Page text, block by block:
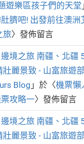
遊樂區孩子們的天堂
臍吧! 出發前往澳洲
旅〉發佈留言
境之旅 南疆、北疆
壯麗景致 - 山富旅遊
Blog 」於〈機票懶
攻略一〉發佈留言
境之旅 南疆、北疆
壯麗景致 - 山富旅遊